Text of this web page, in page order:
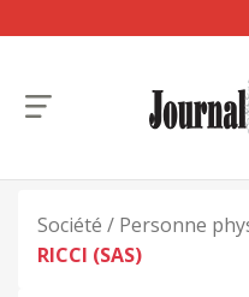
Société / Personne
RICCI (SAS)